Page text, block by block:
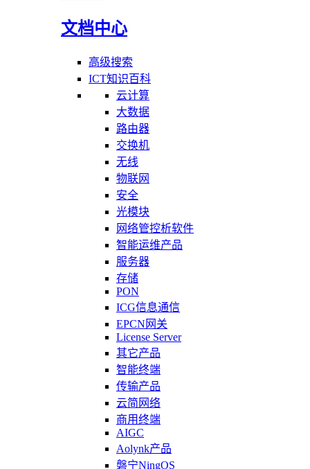
文档中心
高级搜索
ICT知识百科
云计算
大数据
路由器
交换机
无线
物联网
安全
光模块
网络管控析软件
智能运维产品
服务器
存储
PON
ICG信息通信
EPCN网关
License Server
其它产品
智能终端
传输产品
云简网络
商用终端
AIGC
Aolynk产品
磐宁NingOS